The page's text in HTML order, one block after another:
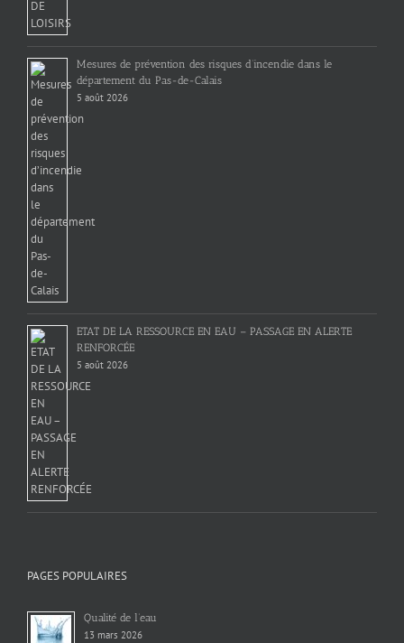
Mesures de prévention des risques d’incendie dans le
département du Pas-de-Calais
5 août 2026
ETAT DE LA RESSOURCE EN EAU – PASSAGE EN ALERTE
RENFORCÉE
5 août 2026
PAGES POPULAIRES
Qualité de l’eau
13 mars 2026